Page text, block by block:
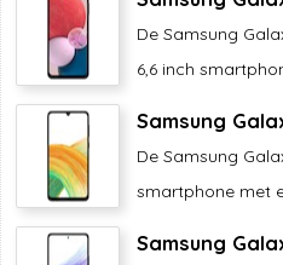
De Samsung
6,6 inch
Samsung
De Samsung
smartphone met
Samsung